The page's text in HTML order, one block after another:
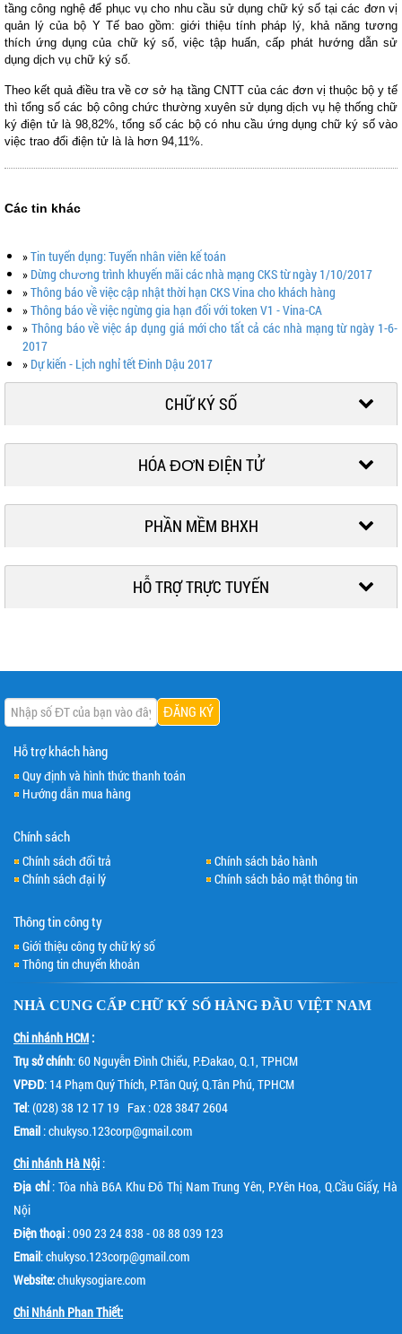
tầng công nghệ để phục vụ cho nhu cầu sử dụng chữ ký số tại các đơn vị
quản lý của bộ Y Tế bao gồm: giới thiệu tính pháp lý, khả năng tương
thích ứng dụng của chữ ký số, việc tập huấn, cấp phát hướng dẫn sử
dụng dịch vụ chữ ký số.
Theo kết quả điều tra về cơ sở hạ tầng CNTT của các đơn vị thuộc bộ y tế
thì tổng số các bộ công chức thường xuyên sử dụng dịch vụ hệ thống chữ
ký điện tử là 98,82%, tổng số các bộ có nhu cầu ứng dụng chữ ký số vào
việc trao đổi điện tử là là hơn 94,11%.
Các tin khác
»Tin tuyển dụng: Tuyển nhân viên kế toán
» Dừng chương trình khuyến mãi các nhà mạng CKS từ ngày 1/10/2017
»Thông báo về việc cập nhật thời hạn CKS Vina cho khách hàng
»Thông báo về việc ngừng gia hạn đối với token V1 - Vina-CA
» Thông báo về việc áp dụng giá mới cho tất cả các nhà mạng từ ngày 1-6-
2017
» Dự kiến - Lịch nghỉ tết Đinh Dậu 2017
CHỮ KÝ SỐ
HÓA ĐƠN ĐIỆN TỬ
PHẦN MỀM BHXH
HỖ TRỢ TRỰC TUYẾN
Hỗ trợ khách hàng
Quy định và hình thức thanh toán
Hướng dẫn mua hàng
Chính sách
Chính sách đổi trả
Chính sách bảo hành
Chính sách đại lý
Chính sách bảo mật thông tin
Thông tin công ty
Giới thiệu công ty chữ ký số
Thông tin chuyển khoản
NHÀ CUNG CẤP CHỮ KÝ SỐ HÀNG ĐẦU VIỆT NAM
Chi nhánh HCM :
Trụ sở chính: 60 Nguyễn Đình Chiểu, P.Đakao, Q.1, TPHCM
VPĐD: 14 Phạm Quý Thích, P.Tân Quý, Q.Tân Phú, TPHCM
Tel: (028) 38 12 17 19 Fax : 028 3847 2604
Email : chukyso.123corp@gmail.com
Chi nhánh Hà Nội :
Địa chỉ: Tòa nhà B6A Khu Đô Thị Nam Trung Yên, P.Yên Hoa, Q.Cầu Giấy, Hà
Nội
Điện thoại : 090 23 24 838 - 08 88 039 123
Email: chukyso.123corp@gmail.com
Website:chukysogiare.com
Chi Nhánh Phan Thiết: